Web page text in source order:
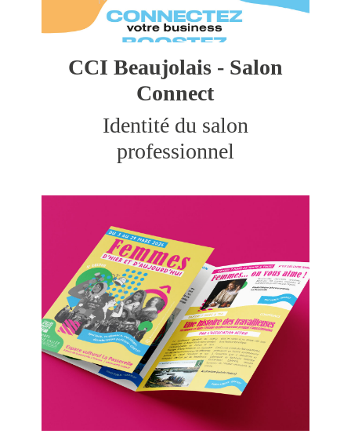
CCI Beaujolais - Salon
Connect
Identité du salon
professionnel